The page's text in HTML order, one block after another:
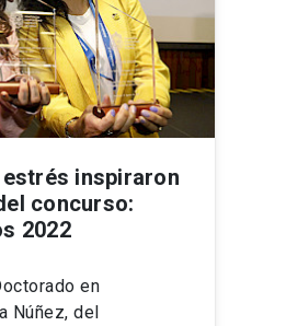
inspiraron
concurso:
2022
en
Núñez, del